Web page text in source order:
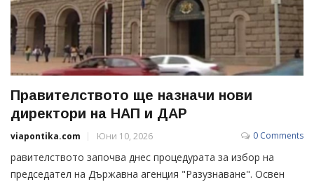
Правителството ще назначи нови
директори на НАП и ДАР
viapontika.com Юни 10, 2026 0 Comments
равителството започва днес процедурата за избор на
председател на Държавна агенция "Разузнаване". Освен